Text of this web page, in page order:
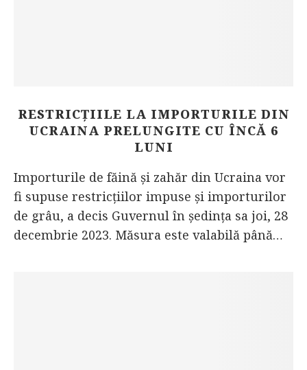
RESTRICȚIILE LA IMPORTURILE DIN
UCRAINA PRELUNGITE CU ÎNCĂ 6
LUNI
Importurile de făină și zahăr din Ucraina vor
fi supuse restricțiilor impuse și importurilor
de grâu, a decis Guvernul în ședința sa joi, 28
decembrie 2023. Măsura este valabilă până…